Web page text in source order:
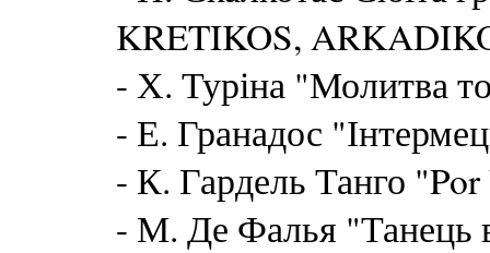
KRETIKOS,
- Х. Туріна "Молитва
- Е. Гранадос
- К. Гардель Танго
- М. Де Фалья "Танець